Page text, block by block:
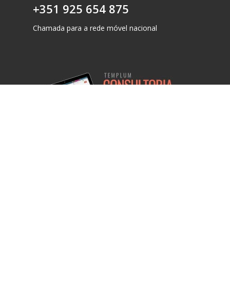
+351 925 654 875
Chamada para a rede móvel nacional